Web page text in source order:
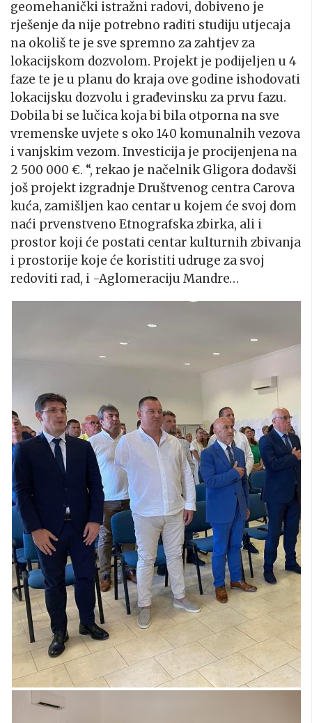
geomehanički istražni radovi, dobiveno je
rješenje da nije potrebno raditi studiju utjecaja
na okoliš te je sve spremno za zahtjev za
lokacijskom dozvolom. Projekt je podijeljen u 4
faze te je u planu do kraja ove godine ishodovati
lokacijsku dozvolu i građevinsku za prvu fazu.
Dobila bi se lučica koja bi bila otporna na sve
vremenske uvjete s oko 140 komunalnih vezova
i vanjskim vezom. Investicija je procijenjena na
2 500 000 €. “, rekao je načelnik Gligora dodavši
još projekt izgradnje Društvenog centra Carova
kuća, zamišljen kao centar u kojem će svoj dom
naći prvenstveno Etnografska zbirka, ali i
prostor koji će postati centar kulturnih zbivanja
i prostorije koje će koristiti udruge za svoj
redoviti rad, i -Aglomeraciju Mandre…